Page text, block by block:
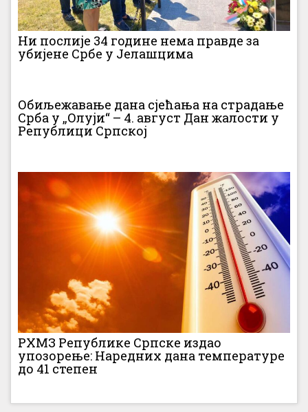
Ни послије 34 године нема правде за
убијене Србе у Јелашцима
Обиљежавање дана сјећања на страдање
Срба у „Олуји“ – 4. август Дан жалости у
Републици Српској
РХМЗ Републике Српске издао
упозорење: Наредних дана температуре
до 41 степен